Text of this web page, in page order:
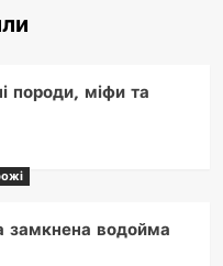
породи, міфи та
замкнена водойма